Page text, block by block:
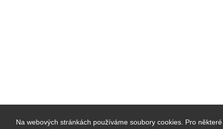
Na webových stránkách používáme soubory cookies. Pro